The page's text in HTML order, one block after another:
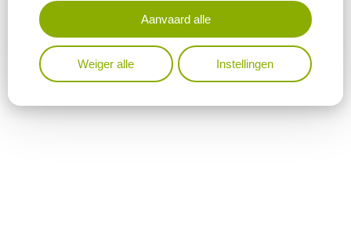
Aanvaard alle
Weiger alle Instellingen